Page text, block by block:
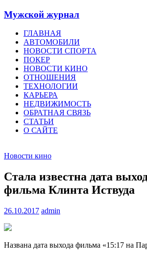
Мужской журнал
ГЛАВНАЯ
АВТОМОБИЛИ
НОВОСТИ СПОРТА
ПОКЕР
НОВОСТИ КИНО
ОТНОШЕНИЯ
ТЕХНОЛОГИИ
КАРЬЕРА
НЕДВИЖИМОСТЬ
ОБРАТНАЯ СВЯЗЬ
СТАТЬИ
О САЙТЕ
Новости кино
Стала известна дата
фильма Клинта Иствуда
26.10.2017 admin
Названа дата выхода фильма «15:17 на